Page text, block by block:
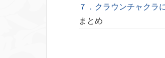
７．クラウンチャクラ
まとめ